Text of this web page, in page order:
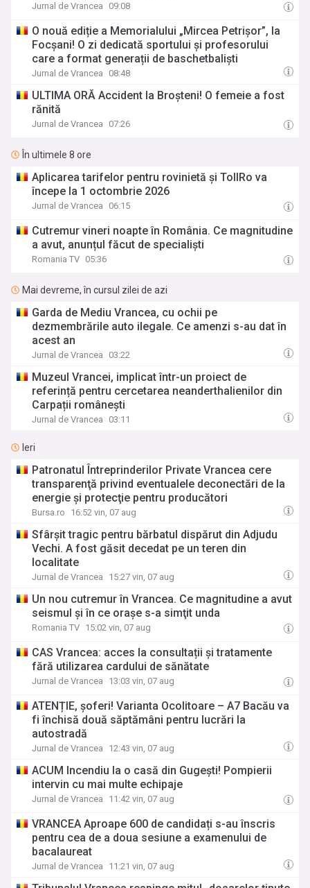
Jurnal de Vrancea 09:08
O nouă ediție a Memorialului „Mircea Petrișor”, la
Focșani! O zi dedicată sportului și profesorului
care a format generații de baschetbaliști
Jurnal de Vrancea 08:48
ULTIMA ORĂ Accident la Broșteni! O femeie a fost
rănită
Jurnal de Vrancea 07:26
În ultimele 8 ore
Aplicarea tarifelor pentru rovinietă şi TollRo va
începe la 1 octombrie 2026
Jurnal de Vrancea 06:15
Cutremur vineri noapte în România. Ce magnitudine
a avut, anunțul făcut de specialiști
Romania TV 05:36
Mai devreme, în cursul zilei de azi
Garda de Mediu Vrancea, cu ochii pe
dezmembrările auto ilegale. Ce amenzi s-au dat în
acest an
Jurnal de Vrancea 03:22
Muzeul Vrancei, implicat într-un proiect de
referință pentru cercetarea neanderthalienilor din
Carpații românești
Jurnal de Vrancea 03:11
Ieri
Patronatul Întreprinderilor Private Vrancea cere
transparenţă privind eventualele deconectări de la
energie şi protecţie pentru producători
Bursa.ro 16:52 vin, 07 aug
Sfârșit tragic pentru bărbatul dispărut din Adjudu
Vechi. A fost găsit decedat pe un teren din
localitate
Jurnal de Vrancea 15:27 vin, 07 aug
Un nou cutremur în Vrancea. Ce magnitudine a avut
seismul şi în ce oraşe s-a simţit unda
Romania TV 15:02 vin, 07 aug
CAS Vrancea: acces la consultații și tratamente
fără utilizarea cardului de sănătate
Jurnal de Vrancea 13:03 vin, 07 aug
ATENȚIE, șoferi! Varianta Ocolitoare – A7 Bacău va
fi închisă două săptămâni pentru lucrări la
autostradă
Jurnal de Vrancea 12:43 vin, 07 aug
ACUM Incendiu la o casă din Gugești! Pompierii
intervin cu mai multe echipaje
Jurnal de Vrancea 11:42 vin, 07 aug
VRANCEA Aproape 600 de candidați s-au înscris
pentru cea de a doua sesiune a examenului de
bacalaureat
Jurnal de Vrancea 11:21 vin, 07 aug